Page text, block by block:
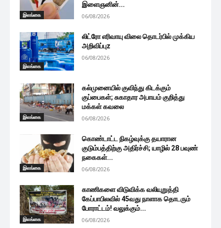
இலங்கை
இளைஞனின்...
06/08/2026
இலங்கை
லிட்ரோ எரிவாயு விலை தொடர்பில் முக்கிய
அறிவிப்புz
06/08/2026
இலங்கை
கல்முனையில் குவிந்து கிடக்கும்
குப்பைகள்; சுகாதார அபாயம் குறித்து
மக்கள் கவலை
06/08/2026
இலங்கை
கொண்டாட்ட நிகழ்வுக்கு தயாரான
குடும்பத்திற்கு அதிர்ச்சி; யாழில் 28 பவுண்
நகைகள்...
06/08/2026
இலங்கை
காணிகளை விடுவிக்க வலியுறுத்தி
கேப்பாபிலவில் 45வது நாளாக தொடரும்
போராட்டம்! வலுக்கும்...
06/08/2026